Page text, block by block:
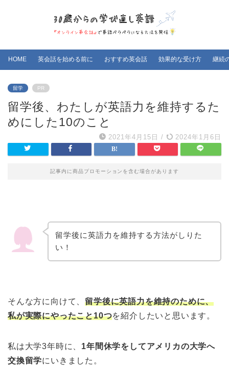
HOME 英会話を始める前に おすすめ英会話 効果的な受け方 継続
留学 PR
留学後、わたしが英語力を維持するた
めにした10のこと
2021年4月15日 / 2024年1月6日
記事内に商品プロモーションを含む場合があります
留学後に英語力を維持する方法がしりた
い！
そんな方に向けて、留学後に英語力を維持のために、
私が実際にやったこと10つを紹介したいと思います。
私は大学3年時に、 1年間休学をしてアメリカの大学へ
交換留学にいきました。